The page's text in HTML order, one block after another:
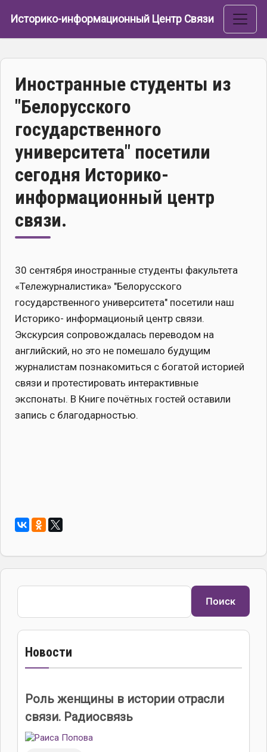
Историко-информационный Центр Связи
Иностранные студенты из
"Белорусского
государственного
университета" посетили
сегодня Историко-
информационный центр
связи.
30 сентября иностранные студенты факультета
«Тележурналистика» "Белорусского
государственного университета" посетили наш
Историко- информационый центр связи.
Экскурсия сопровождалась переводом на
английский, но это не помешало будущим
журналистам познакомиться с богатой историей
связи и протестировать интерактивные
экспонаты. В Книге почётных гостей оставили
запись с благодарностью.
Поиск
Поиск
Новости
Роль женщины в истории отрасли
связи. Радиосвязь